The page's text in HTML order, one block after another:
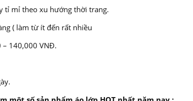
tỉ mỉ theo xu hướng thời trang.
( làm từ ít đến rất nhiều
140,000 VNĐ.